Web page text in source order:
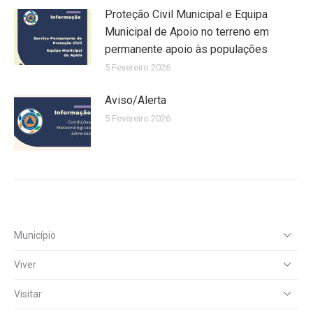
Proteção Civil Municipal e Equipa
Municipal de Apoio no terreno em
permanente apoio às populações
5 Fevereiro 2026
Aviso/Alerta
5 Fevereiro 2026
Município
Viver
Visitar